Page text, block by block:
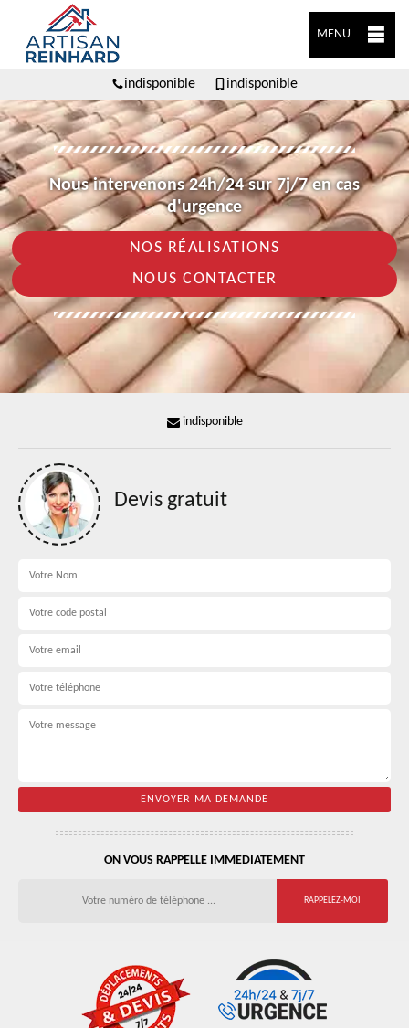
MENU
indisponible indisponible
Nous intervenons 24h/24 sur 7j/7 en cas
d'urgence
NOS RÉALISATIONS
NOUS CONTACTER
indisponible
Devis gratuit
ON VOUS RAPPELLE IMMEDIATEMENT